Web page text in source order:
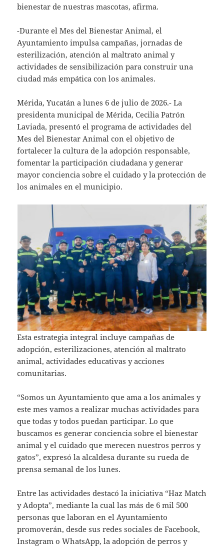
bienestar de nuestras mascotas, afirma.
-Durante el Mes del Bienestar Animal, el
Ayuntamiento impulsa campañas, jornadas de
esterilización, atención al maltrato animal y
actividades de sensibilización para construir una
ciudad más empática con los animales.
Mérida, Yucatán a lunes 6 de julio de 2026.- La
presidenta municipal de Mérida, Cecilia Patrón
Laviada, presentó el programa de actividades del
Mes del Bienestar Animal con el objetivo de
fortalecer la cultura de la adopción responsable,
fomentar la participación ciudadana y generar
mayor conciencia sobre el cuidado y la protección de
los animales en el municipio.
Esta estrategia integral incluye campañas de
adopción, esterilizaciones, atención al maltrato
animal, actividades educativas y acciones
comunitarias.
“Somos un Ayuntamiento que ama a los animales y
este mes vamos a realizar muchas actividades para
que todas y todos puedan participar. Lo que
buscamos es generar conciencia sobre el bienestar
animal y el cuidado que merecen nuestros perros y
gatos”, expresó la alcaldesa durante su rueda de
prensa semanal de los lunes.
Entre las actividades destacó la iniciativa “Haz Match
y Adopta”, mediante la cual las más de 6 mil 500
personas que laboran en el Ayuntamiento
promoverán, desde sus redes sociales de Facebook,
Instagram o WhatsApp, la adopción de perros y